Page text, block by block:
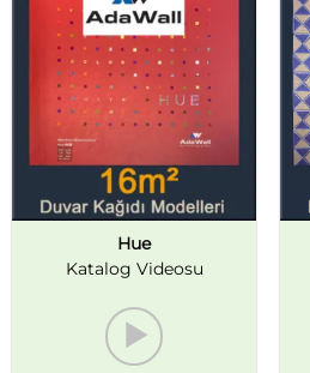
Hue
Katalog Videosu